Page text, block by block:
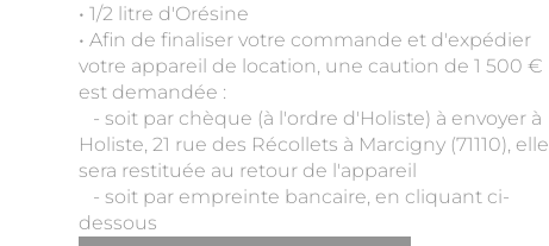
• 1/2 litre d'Orésine
• Afin de finaliser votre commande et d'expédier
votre appareil de location, une caution de 1 500 €
est demandée :
- soit par chèque (à l'ordre d'Holiste) à envoyer à
Holiste, 21 rue des Récollets à Marcigny (71110), elle
sera restituée au retour de l'appareil
- soit par empreinte bancaire, en cliquant ci-
dessous